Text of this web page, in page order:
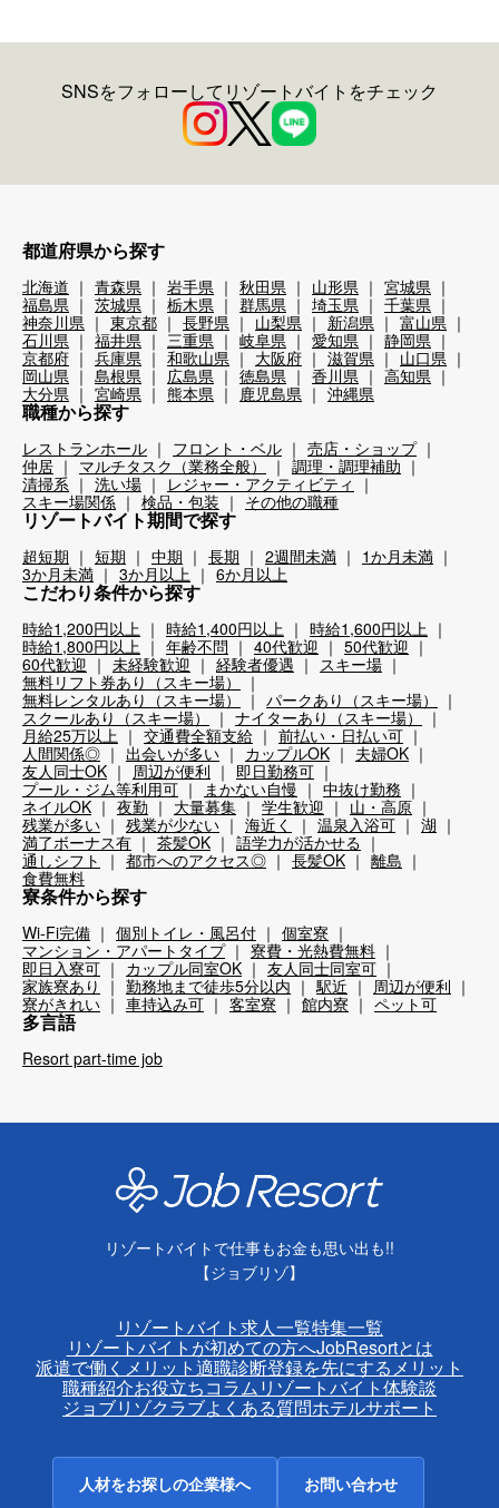
SNSをフォローしてリゾートバイトをチェック
都道府県から探す
北海道 青森県 岩手県 秋田県 山形県
宮城県
福島県
茨城県 栃木県 群馬県 埼玉県
千葉県
神奈川県
東京都 長野県 山梨県 新潟県
富山県
石川県
福井県 三重県 岐阜県 愛知県
静岡県
京都府
兵庫県 和歌山県 大阪府 滋賀県
山口県
岡山県
島根県 広島県 徳島県 香川県
高知県
大分県
宮崎県 熊本県 鹿児島県 沖縄県
職種から探す
レストランホール フロント・ベル
売店・ショップ
仲居
マルチタスク（業務全般）
調理・調理補助
清掃系
洗い場
レジャー・アクティビティ
スキー場関係
検品・包装 その他の職種
リゾートバイト期間で探す
超短期 短期 中期 長期 2週間未満
1か月未満
3か月未満
3か月以上 6か月以上
こだわり条件から探す
時給1,200円以上 時給1,400円以上
時給1,600円以上
時給1,800円以上
年齢不問 40代歓迎
50代歓迎
60代歓迎
未経験歓迎 経験者優遇
スキー場
無料リフト券あり（スキー場）
無料レンタルあり（スキー場）
パークあり（スキー場）
スクールあり（スキー場）
ナイターあり（スキー場）
月給25万以上
交通費全額支給
前払い・日払い可
人間関係◎
出会いが多い カップルOK
夫婦OK
友人同士OK
周辺が便利
即日勤務可
プール・ジム等利用可
まかない自慢
中抜け勤務
ネイルOK
夜勤 大量募集 学生歓迎
山・高原
残業が多い
残業が少ない 海近く 温泉入浴可
湖
満了ボーナス有
茶髪OK
語学力が活かせる
通しシフト
都市へのアクセス◎ 長髪OK
離島
食費無料
寮条件から探す
Wi-Fi完備 個別トイレ・風呂付
個室寮
マンション・アパートタイプ
寮費・光熱費無料
即日入寮可
カップル同室OK
友人同士同室可
家族寮あり
勤務地まで徒歩5分以内 駅近
周辺が便利
寮がきれい
車持込み可 客室寮 館内寮 ペット可
多言語
Resort part-time job
リゾートバイトで仕事もお金も思い出も!!
【ジョブリゾ】
リゾートバイト求人一覧特集一覧
リゾートバイトが初めての方へJobResortとは
派遣で働くメリット適職診断登録を先にするメリット
職種紹介お役立ちコラムリゾートバイト体験談
ジョブリゾクラブよくある質問ホテルサポート
人材をお探しの企業様へ お問い合わせ